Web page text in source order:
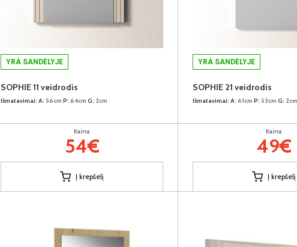
YRA SANDĖLYJE
SOPHIE 11 veidrodis
Išmatavimai: A: 56cm P: 64cm G: 2cm
Kaina:
54€
Į krepšelį
YRA SANDĖLYJE
SOPHIE 21 veidrodis
Išmatavimai: A: 61cm P: 53cm G: 2cm
Kaina:
49€
Į krepšelį